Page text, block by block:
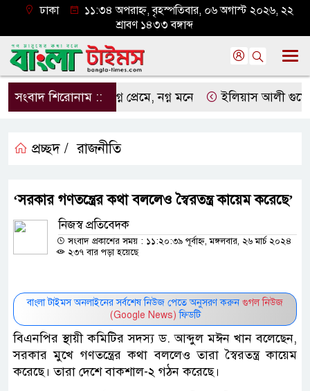
ঢাকা
১১:৩৪ অপরাহ্ন, বৃহস্পতিবার, ০৬ অগাস্ট ২০২৬, ২২
শ্রাবণ ১৪৩৩ বঙ্গাব্দ
সংবাদ শিরোনাম ::নগ্ন প্রেমে, নগ্ন মনে ইলিয়াস আলী গুমের
প্রচ্ছদ / রাজনীতি
‘সরকার গণতন্ত্রের কথা বললেও স্বৈরতন্ত্র কায়েম করেছে’
নিজস্ব প্রতিবেদক
সংবাদ প্রকাশের সময় : ১১:২০:৩৯ পূর্বাহ্ন, মঙ্গলবার, ২৬ মার্চ ২০২৪
২৩৭ বার পড়া হয়েছে
বাংলা টাইমস অনলাইনের সর্বশেষ নিউজ পেতে অনুসরণ করুন গুগল নিউজ
(Google News) ফিডটি
বিএনপির স্থায়ী কমিটির সদস্য ড. আব্দুল মঈন খান বলেছেন,
সরকার মুখে গণতন্ত্রের কথা বললেও তারা স্বৈরতন্ত্র কায়েম
করেছে। তারা দেশে বাকশাল-২ গঠন করেছে।